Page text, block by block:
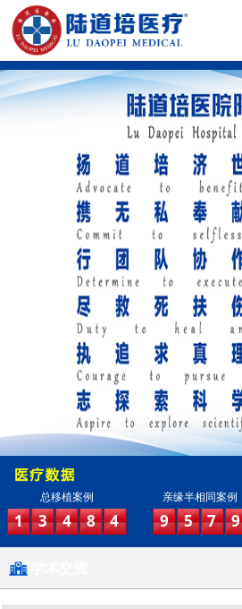
总移植案例
1 3 4 8 4
亲缘半相同案例
9 5 7 9